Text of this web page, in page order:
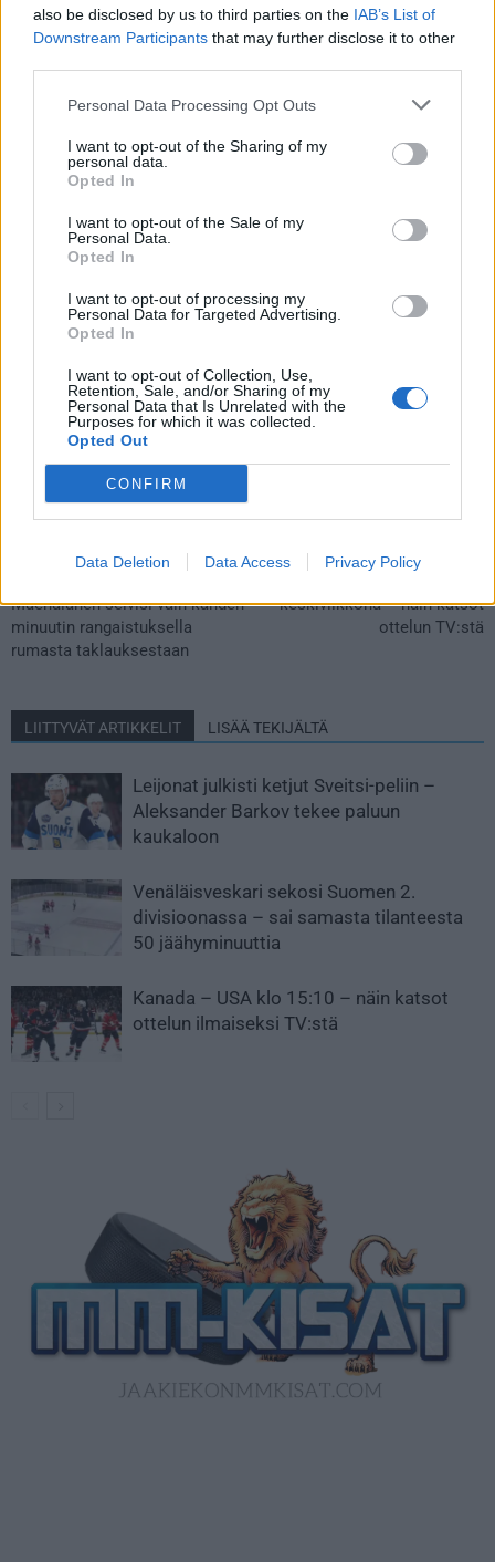
also be disclosed by us to third parties on the IAB’s List of
Downstream Participants that may further disclose it to other
Personal Data Processing Opt Outs
I want to opt-out of the Sharing of my
personal data.
Opted In
I want to opt-out of the Sale of my
Personal Data.
Opted In
I want to opt-out of processing my
Personal Data for Targeted Advertising.
Opted In
I want to opt-out of Collection, Use,
Retention, Sale, and/or Sharing of my
Personal Data that Is Unrelated with the
Purposes for which it was collected.
Opted Out
CONFIRM
Data Deletion Data Access Privacy Policy
Aivan toiseen nollapeliin ei Olkinuora kuitenkaan venynyt,
Suomi nappasi voiton maanantai-iltana lukemin 4-1.
https://twitter.com/IIHFHockey/status/15262888735164620
Leijonat pelaa seuraavan ottelunsa keskiviikkoiltana, kun
vastaan asettuu rakas naapurimaa Ruotsi. Tsekkaa
kisojen otteluohjelmakokonaisuudessaan!
Mäenalanen selvisi vain kahden
minuutin rangaistuksella
rumasta taklauksestaan
keskiviikkona – näin katsot
ottelun TV:stä
LIITTYVÄT ARTIKKELIT LISÄÄ TEKIJÄLTÄ
Leijonat julkisti ketjut Sveitsi-peliin –
Aleksander Barkov tekee paluun
kaukaloon
Venäläisveskari sekosi Suomen 2.
divisioonassa – sai samasta tilanteesta
50 jäähyminuuttia
Kanada – USA klo 15:10 – näin katsot
ottelun ilmaiseksi TV:stä